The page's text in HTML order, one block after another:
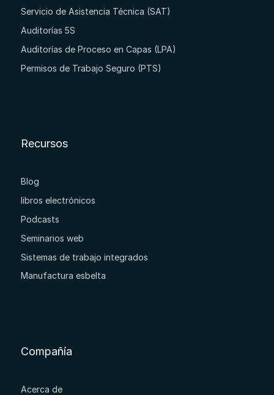
Servicio de Asistencia Técnica (SAT)
Auditorías 5S
Auditorías de Proceso en Capas (LPA)
Permisos de Trabajo Seguro (PTS)
Recursos
Blog
libros electrónicos
Podcasts
Seminarios web
Sistemas de trabajo integrados
Manufactura esbelta
Compañía
Acerca de